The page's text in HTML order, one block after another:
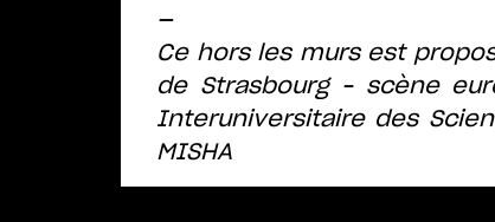
—
Ce hors les murs est
de Strasbourg – scène
Interuniversitairedes
MISHA